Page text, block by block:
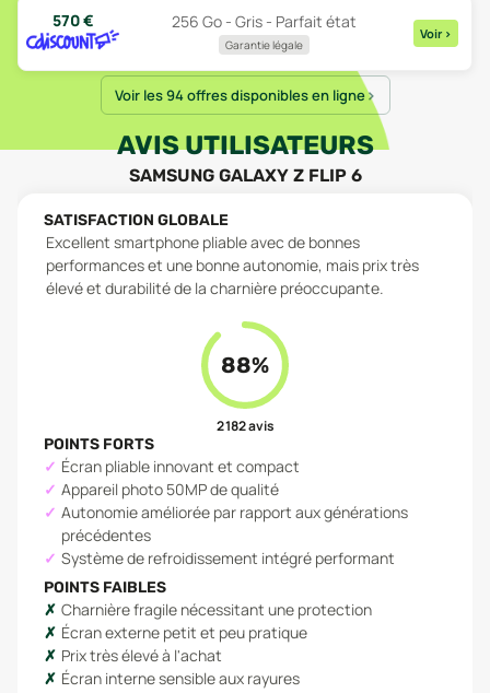
570€ 256 Go - Gris - Parfait état
Garantie légale
Voir >
Voir les 94 offres disponibles en ligne
AVIS UTILISATEURS
SAMSUNG GALAXY Z FLIP 6
SATISFACTION GLOBALE
Excellent smartphone pliable avec de bonnes
performances et une bonne autonomie, mais prix très
élevé et durabilité de la charnière préoccupante.
88%
2 182avis
POINTS FORTS
Écran pliable innovant et compact
Appareil photo 50MP de qualité
Autonomie améliorée par rapport aux générations
précédentes
Système de refroidissement intégré performant
POINTS FAIBLES
Charnière fragile nécessitant une protection
Écran externe petit et peu pratique
Prix très élevé à l'achat
Écran interne sensible aux rayures